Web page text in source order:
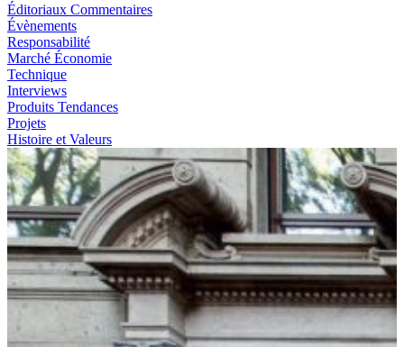
Éditoriaux Commentaires
Évènements
Responsabilité
Marché Économie
Technique
Interviews
Produits Tendances
Projets
Histoire et Valeurs